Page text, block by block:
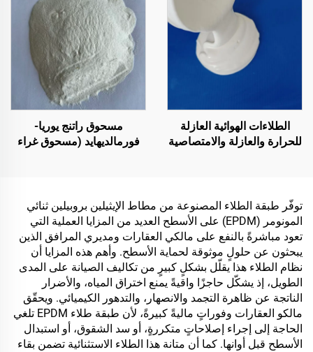
الطلاءات الهوائية العازلة
للحرارة والعازلة والامتصاصية
المشمسة، والجدران
الخارجية، والجدران الداخلية،
والجدران الفاصلة، وغرف
النوم، وقاعات الاجتماعات،
والفصل الدراسية، وقاعات
الكاريوكي (KTV)، والمرائب
تحت الأرض، وقاعات السينما
المنزلية تحت الأرض، والأنفاق
مسحوق راتنج يوريا-
فورمالديهايد (مسحوق غراء
الخشب الرقائقي متعدد
الطبقات، والألواح الخشبية
الدقيقة، والألواح الصديقة
للبيئة، وألواح الحبيبات
المغشاة بطبقة خشبية،
وغيرها.
توفّر طبقة الطلاء المصنوعة من مطاط الإيثيلين بروبيلين ثنائي
المونومر (EPDM) على الأسطح العديد من المزايا العملية التي
تعود مباشرةً بالنفع على مالكي العقارات ومديري المرافق الذين
يبحثون عن حلولٍ موثوقة لحماية الأسطح. وأهم هذه المزايا أن
نظام الطلاء هذا يقلّل بشكلٍ كبيرٍ من تكاليف الصيانة على المدى
الطويل، إذ يشكّل حاجزًا واقيةً يمنع اختراق المياه، والأضرار
الناتجة عن ظاهرة التجمد والانصهار، والتدهور الكيميائي. ويحقّق
مالكو العقارات وفوراتٍ ماليةً كبيرةً، لأن طبقة طلاء EPDM تلغي
الحاجة إلى إجراء إصلاحاتٍ متكررةٍ، أو سد الشقوق، أو استبدال
الأسطح قبل أوانها. كما أن متانة هذا الطلاء الاستثنائية تضمن بقاء